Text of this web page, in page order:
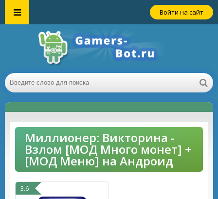
Войти на сайт
Миллионер: Викторина -
Взлом [МОД Много монет] +
[МОД Меню] на Андроид
3.6